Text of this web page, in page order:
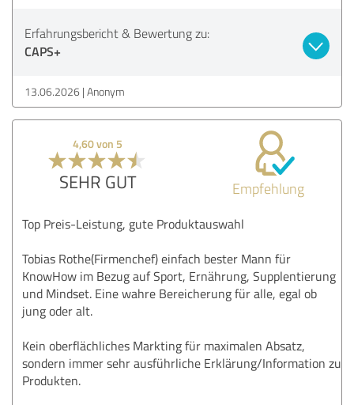
Erfahrungsbericht & Bewertung zu:
CAPS+
13.06.2026 Anonym
4,60 von 5
SEHR GUT Empfehlung
Top Preis-Leistung, gute Produktauswahl
Tobias Rothe(Firmenchef) einfach bester Mann für
KnowHow im Bezug auf Sport, Ernährung, Supplentierung
und Mindset. Eine wahre Bereicherung für alle, egal ob
jung oder alt.
Kein oberflächliches Markting für maximalen Absatz,
sondern immer sehr ausführliche Erklärung/Information zu
Produkten.